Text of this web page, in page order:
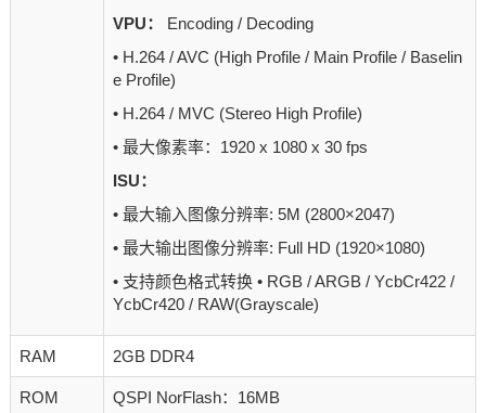
VPU：
Encoding / Decoding
• H.264 / AVC (High Profile / Main Profile / Baselin
e Profile)
• H.264 / MVC (Stereo High Profile)
• 最大像素率：1920 x 1080 x 30 fps
ISU：
• 最大输入图像分辨率: 5M (2800×2047)
• 最大输出图像分辨率: Full HD (1920×1080)
• 支持颜色格式转换 • RGB / ARGB / YcbCr422 /
YcbCr420 / RAW(Grayscale)
RAM 2GB DDR4
ROM
QSPI NorFlash：16MB